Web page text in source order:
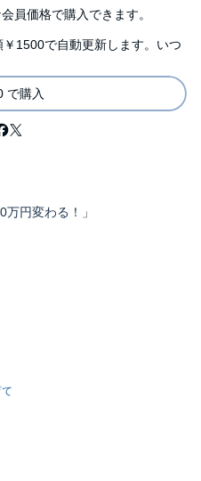
員価格で購入できます。
1500で自動更新します。いつ
で購入
万円変わる！」
の方の悩みや相談にお答えし
れば「見た目で人の性格や運
」を紹介していきます。
の生まれ持った力と個性を活
。